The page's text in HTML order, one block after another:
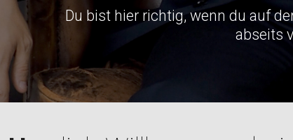
Du bist hier richtig, wenn du auf
abseits